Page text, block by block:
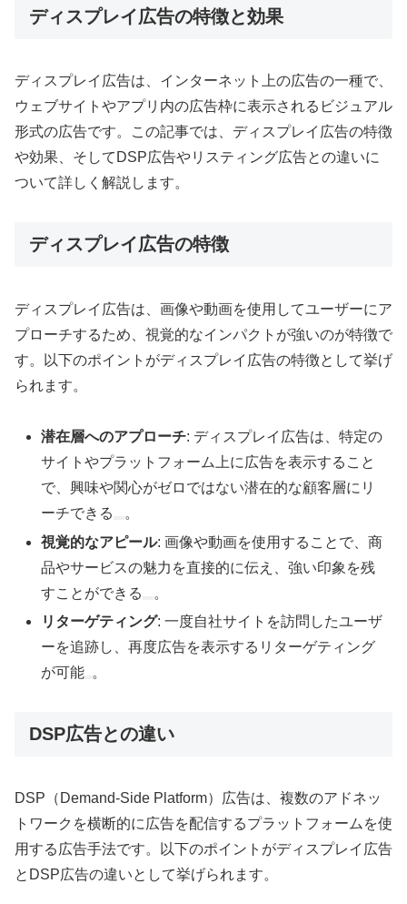
ディスプレイ広告の特徴と効果
ディスプレイ広告は、インターネット上の広告の一種で、
ウェブサイトやアプリ内の広告枠に表示されるビジュアル
形式の広告です。この記事では、ディスプレイ広告の特徴
や効果、そしてDSP広告やリスティング広告との違いに
ついて詳しく解説します。
ディスプレイ広告の特徴
ディスプレイ広告は、画像や動画を使用してユーザーにア
プローチするため、視覚的なインパクトが強いのが特徴で
す。以下のポイントがディスプレイ広告の特徴として挙げ
られます。
潜在層へのアプローチ: ディスプレイ広告は、特定の
サイトやプラットフォーム上に広告を表示すること
で、興味や関心がゼロではない潜在的な顧客層にリ
ーチできる
。
視覚的なアピール: 画像や動画を使用することで、商
品やサービスの魅力を直接的に伝え、強い印象を残
すことができる
。
リターゲティング: 一度自社サイトを訪問したユーザ
ーを追跡し、再度広告を表示するリターゲティング
が可能 。
DSP広告との違い
DSP（Demand-Side Platform）広告は、複数のアドネッ
トワークを横断的に広告を配信するプラットフォームを使
用する広告手法です。以下のポイントがディスプレイ広告
とDSP広告の違いとして挙げられます。